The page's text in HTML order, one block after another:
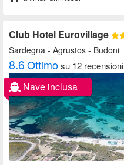
Club Hotel Eurovillage
Sardegna - Agrustos - Budoni
8.6Ottimosu 12 recensioni
Nave inclusa